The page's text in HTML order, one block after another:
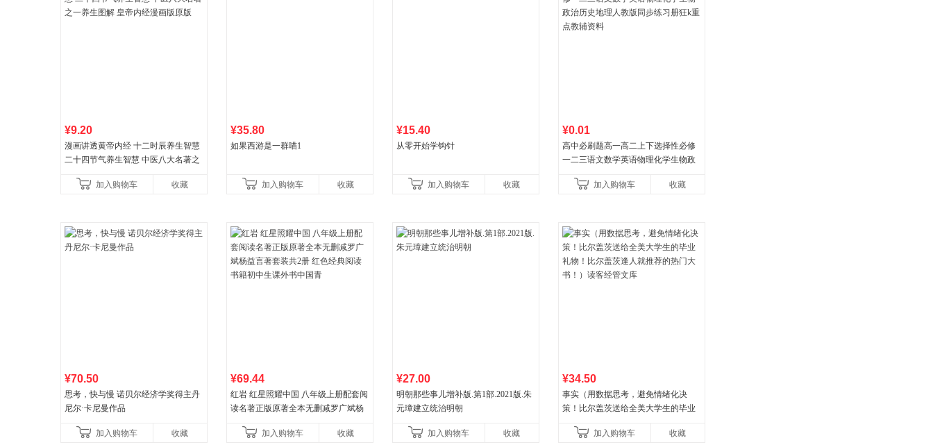
¥9.20
漫画讲透黄帝内经 十二时辰养生智慧
二十四节气养生智慧 中医八大名著之
加入购物车
收藏
¥35.80
如果西游是一群喵1
加入购物车 收藏
¥15.40
从零开始学钩针
加入购物车 收藏
¥0.01
高中必刷题高一高二上下选择性必修
一二三语文数学英语物理化学生物政
教辅资料加入购物车 收藏
¥70.50
思考，快与慢 诺贝尔经济学奖得主丹
尼尔·卡尼曼作品
加入购物车 收藏
¥69.44
红岩 红星照耀中国 八年级上册配套阅
读名著正版原著全本无删减罗广斌杨
初中生课外书中国青
加入购物车 收藏
¥27.00
明朝那些事儿增补版.第1部.2021版.朱
元璋建立统治明朝
加入购物车 收藏
¥34.50
事实（用数据思考，避免情绪化决
策！比尔盖茨送给全美大学生的毕业
书！）读客经管文库
加入购物车 收藏